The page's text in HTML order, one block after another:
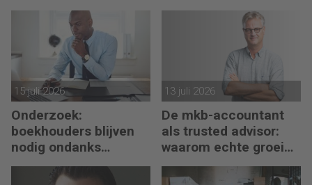
15 juli 2026
Onderzoek:
boekhouders blijven
nodig ondanks
boekhoudsoftware
13 juli 2026
De mkb-accountant
als trusted advisor:
waarom echte groei
begint met reflectie